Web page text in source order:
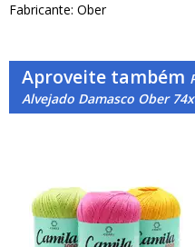
Fabricante: Ober
Aproveite também
Alvejado Damasco Ober